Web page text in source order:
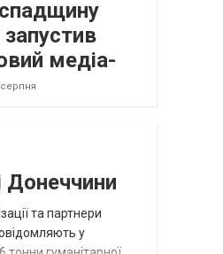
медіа-
Донеччини
та партнери
у